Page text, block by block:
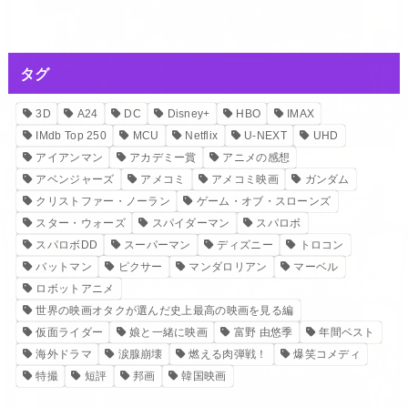
タグ
3D A24 DC Disney+ HBO
IMAX
IMdb Top 250
MCU Netflix U-NEXT
UHD
アイアンマン
アカデミー賞
アニメの感想
アベンジャーズ
アメコミ アメコミ映画
ガンダム
クリストファー・ノーラン
ゲーム・オブ・スローンズ
スター・ウォーズ
スパイダーマン
スパロボ
スパロボDD
スーパーマン ディズニー
トロコン
バットマン
ピクサー マンダロリアン
マーベル
ロボットアニメ
世界の映画オタクが選んだ史上最高の映画を見る編
仮面ライダー
娘と一緒に映画 富野 由悠季
年間ベスト
海外ドラマ
涙腺崩壊 燃える肉弾戦！
爆笑コメディ
特撮
短評 邦画 韓国映画